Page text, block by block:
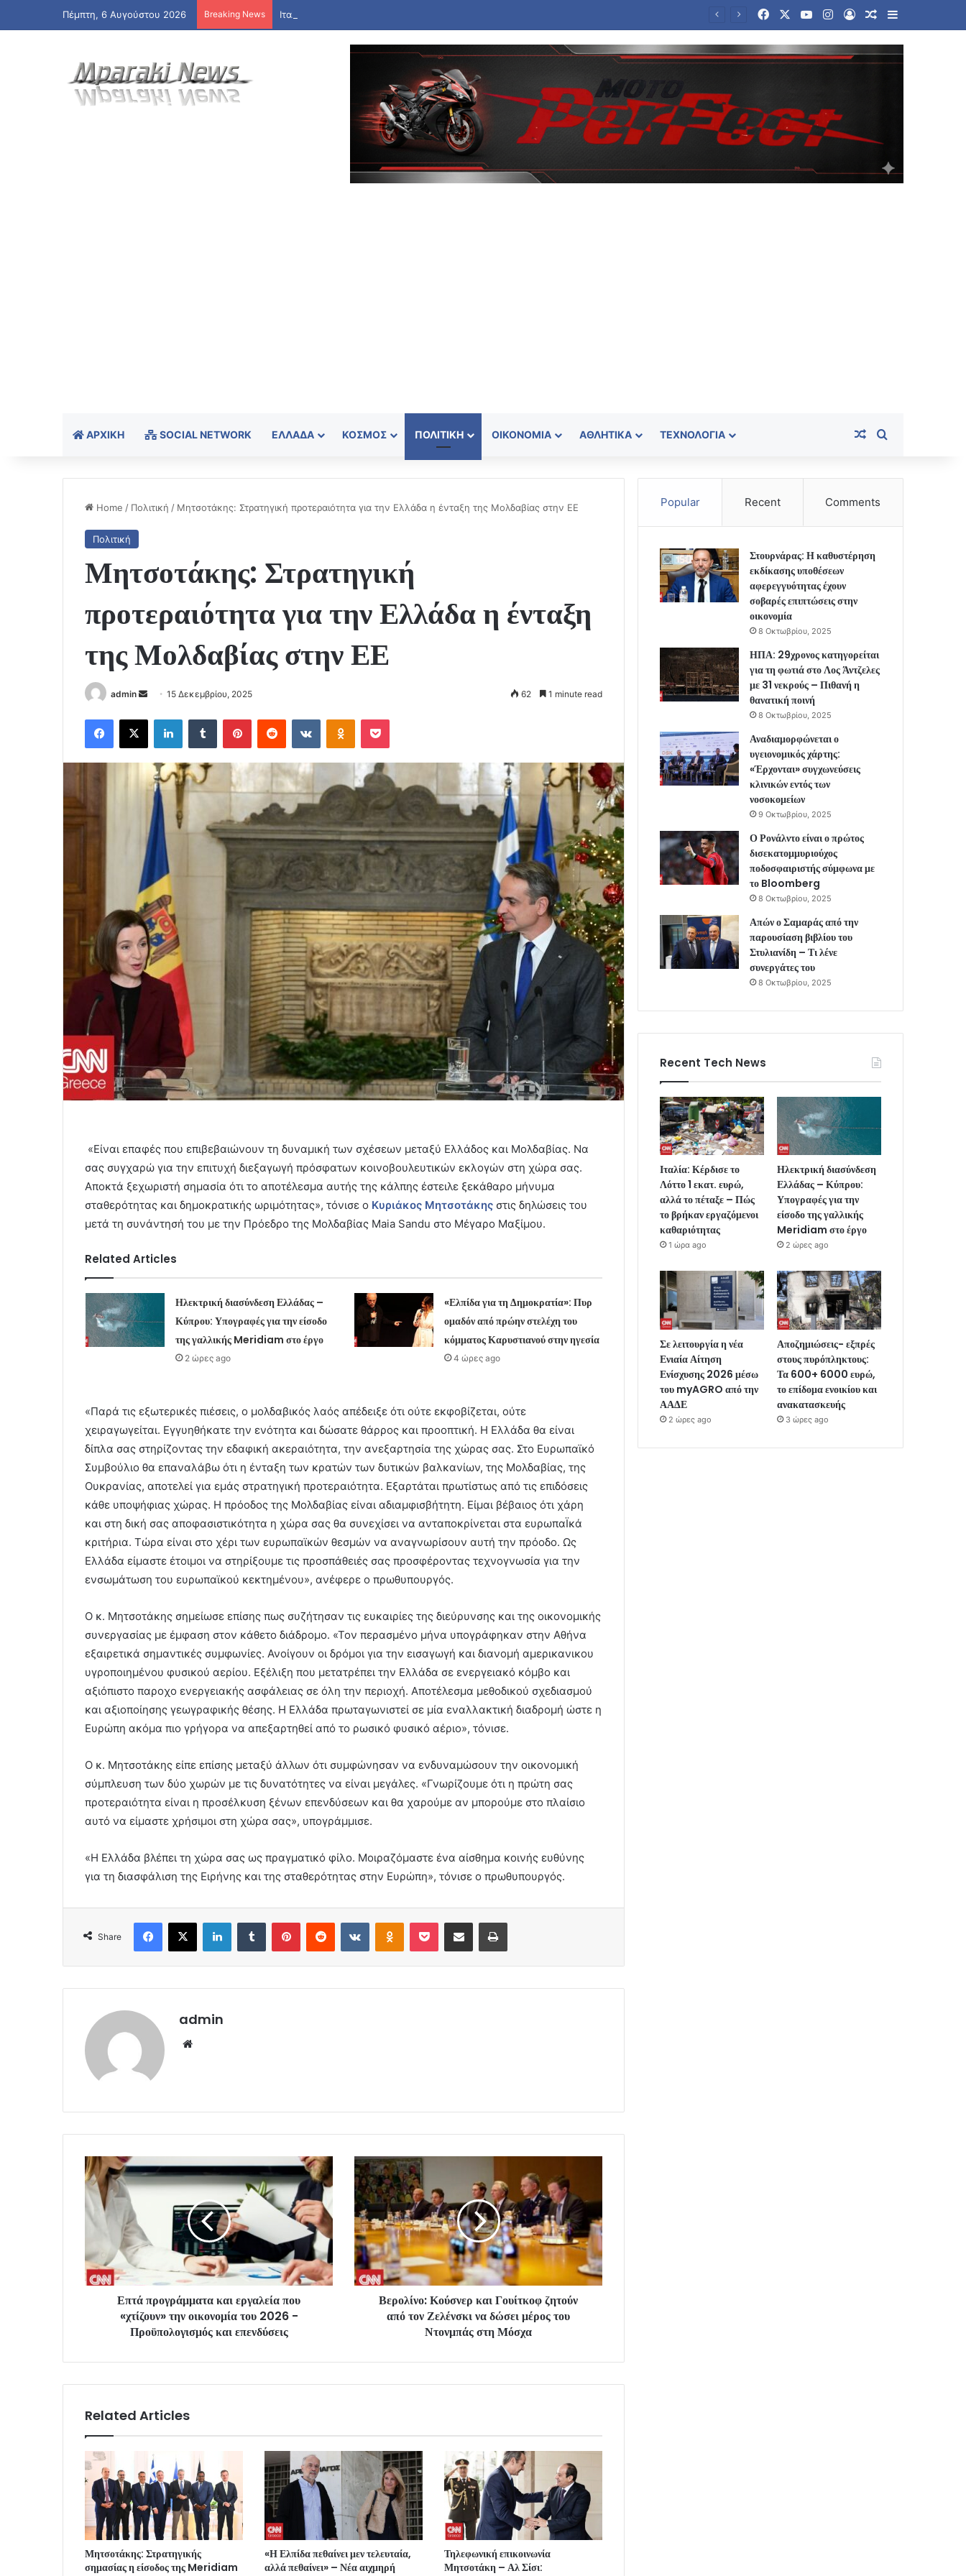
Πέμπτη, 6 Αυγούστου 2026 Breaking News FacebookYouTubeInstagram
Log InRandom Article
Sidebar
ΑΡΧΙΚΉ SOCIAL NETWORK ΕΛΛΆΔΑ ΚΌΣΜΟΣ ΠΟΛΙΤΙΚΉ ΟΙΚΟΝΟΜΊΑ ΑΘΛΗΤΙΚΆ ΤΕΧΝΟΛΟΓΊΑ Random Article
Home / Πολιτική / Μητσοτάκης: Στρατηγική προτεραιότητα για την Ελλάδα η ένταξη της Μολδαβίας στην ΕΕ
Πολιτική
Μητσοτάκης: Στρατηγική
προτεραιότητα για την Ελλάδα η ένταξη
της Μολδαβίας στην ΕΕ
admin
Send
email
15 Δεκεμβρίου, 2025 62 1 minute read
Facebook
X LinkedInTumblr PinterestReddit VKontakteOdnoklassniki
Pocket
«Είναι επαφές που επιβεβαιώνουν τη δυναμική των σχέσεων μεταξύ Ελλάδος και Μολδαβίας. Να
σας συγχαρώ για την επιτυχή διεξαγωγή πρόσφατων κοινοβουλευτικών εκλογών στη χώρα σας.
Αποκτά ξεχωριστή σημασία ότι το αποτέλεσμα αυτής της κάλπης έστειλε ξεκάθαρο μήνυμα
σταθερότητας και δημοκρατικής ωριμότητας», τόνισε ο Κυριάκος Μητσοτάκης στις δηλώσεις του
μετά τη συνάντησή του με την Πρόεδρο της Μολδαβίας Maia Sandu στο Μέγαρο Μαξίμου.
Related Articles
Ηλεκτρική διασύνδεση Ελλάδας –
Κύπρου: Υπογραφές για την είσοδο
της γαλλικής Meridiam στο έργο
2 ώρες ago
«Ελπίδα για τη Δημοκρατία»: Πυρ
ομαδόν από πρώην στελέχη του
κόμματος Καρυστιανού στην ηγεσία
4 ώρες ago
«Παρά τις εξωτερικές πιέσεις, ο μολδαβικός λαός απέδειξε ότι ούτε εκφοβίζεται, ούτε
χειραγωγείται. Εγγυηθήκατε την ενότητα και δώσατε θάρρος και προοπτική. Η Ελλάδα θα είναι
δίπλα σας στηρίζοντας την εδαφική ακεραιότητα, την ανεξαρτησία της χώρας σας. Στο Ευρωπαϊκό
Συμβούλιο θα επαναλάβω ότι η ένταξη των κρατών των δυτικών βαλκανίων, της Μολδαβίας, της
Ουκρανίας, αποτελεί για εμάς στρατηγική προτεραιότητα. Εξαρτάται πρωτίστως από τις επιδόσεις
κάθε υποψήφιας χώρας. Η πρόοδος της Μολδαβίας είναι αδιαμφισβήτητη. Είμαι βέβαιος ότι χάρη
και στη δική σας αποφασιστικότητα η χώρα σας θα συνεχίσει να ανταποκρίνεται στα ευρωπαΪκά
κριτήρια. Τώρα είναι στο χέρι των ευρωπαϊκών θεσμών να αναγνωρίσουν αυτή την πρόοδο. Ως
Ελλάδα είμαστε έτοιμοι να στηρίξουμε τις προσπάθειές σας προσφέροντας τεχνογνωσία για την
ενσωμάτωση του ευρωπαϊκού κεκτημένου», ανέφερε ο πρωθυπουργός.
Ο κ. Μητσοτάκης σημείωσε επίσης πως συζήτησαν τις ευκαιρίες της διεύρυνσης και της οικονομικής
συνεργασίας με έμφαση στον κάθετο διάδρομο. «Τον περασμένο μήνα υπογράφηκαν στην Αθήνα
εξαιρετικά σημαντικές συμφωνίες. Ανοίγουν οι δρόμοι για την εισαγωγή και διανομή αμερικανικου
υγροποιημένου φυσικού αερίου. Εξέλιξη που μετατρέπει την Ελλάδα σε ενεργειακό κόμβο και
αξιόπιστο παροχο ενεργειακής ασφάλειας σε όλη την περιοχή. Αποτέλεσμα μεθοδικού σχεδιασμού
και αξιοποίησης γεωγραφικής θέσης. Η Ελλάδα πρωταγωνιστεί σε μία εναλλακτική διαδρομή ώστε η
Ευρώπη ακόμα πιο γρήγορα να απεξαρτηθεί από το ρωσικό φυσικό αέριο», τόνισε.
Ο κ. Μητσοτάκης είπε επίσης μεταξύ άλλων ότι συμφώνησαν να ενδυναμώσουν την οικονομική
σύμπλευση των δύο χωρών με τις δυνατότητες να είναι μεγάλες. «Γνωρίζουμε ότι η πρώτη σας
προτεραιότητα είναι η προσέλκυση ξένων επενδύσεων και θα χαρούμε αν μπορούμε στο πλαίσιο
αυτό να είμαστε χρήσιμοι στη χώρα σας», υπογράμμισε.
«Η Ελλάδα βλέπει τη χώρα σας ως πραγματικό φίλο. Μοιραζόμαστε ένα αίσθημα κοινής ευθύνης
για τη διασφάλιση της Ειρήνης και της σταθερότητας στην Ευρώπη», τόνισε ο πρωθυπουργός.
Share
Facebook
X LinkedInTumblr PinterestReddit VKontakteOdnoklassniki
Pocket Share via Email Print
admin
Επτά προγράμματα και εργαλεία που
«χτίζουν» την οικονομία του 2026 -
Προϋπολογισμός και επενδύσεις
Βερολίνο: Κούσνερ και Γουίτκοφ ζητούν
από τον Ζελένσκι να δώσει μέρος του
Ντονμπάς στη Μόσχα
Related Articles
Μητσοτάκης: Στρατηγικής
σημασίας η είσοδος της Meridiam
«Η Ελπίδα πεθαίνει μεν τελευταία,
αλλά πεθαίνει» – Νέα αιχμηρή
Τηλεφωνική επικοινωνία
Μητσοτάκη – Αλ Σίσι:
Popular Recent Comments
Στουρνάρας: Η καθυστέρηση
εκδίκασης υποθέσεων
αφερεγγυότητας έχουν
σοβαρές επιπτώσεις στην
οικονομία
8 Οκτωβρίου, 2025
ΗΠΑ: 29χρονος κατηγορείται
για τη φωτιά στο Λος Άντζελες
με 31 νεκρούς – Πιθανή η
θανατική ποινή
8 Οκτωβρίου, 2025
Αναδιαμορφώνεται ο
υγειονομικός χάρτης:
«Έρχονται» συγχωνεύσεις
κλινικών εντός των
νοσοκομείων
9 Οκτωβρίου, 2025
Ο Ρονάλντο είναι ο πρώτος
δισεκατομμυριούχος
ποδοσφαιριστής σύμφωνα με
το Bloomberg
8 Οκτωβρίου, 2025
Απών ο Σαμαράς από την
παρουσίαση βιβλίου του
Στυλιανίδη – Τι λένε
συνεργάτες του
8 Οκτωβρίου, 2025
Recent Tech News
Ιταλία: Κέρδισε το
Λόττο 1 εκατ. ευρώ,
αλλά το πέταξε – Πώς
το βρήκαν εργαζόμενοι
καθαριότητας
1 ώρα ago
Ηλεκτρική διασύνδεση
Ελλάδας – Κύπρου:
Υπογραφές για την
είσοδο της γαλλικής
Meridiam στο έργο
2 ώρες ago
Σε λειτουργία η νέα
Ενιαία Αίτηση
Ενίσχυσης 2026 μέσω
του myAGRO από την
ΑΑΔΕ
2 ώρες ago
Αποζημιώσεις- εξπρές
στους πυρόπληκτους:
Τα 600+ 6000 ευρώ,
το επίδομα ενοικίου και
ανακατασκευής
3 ώρες ago